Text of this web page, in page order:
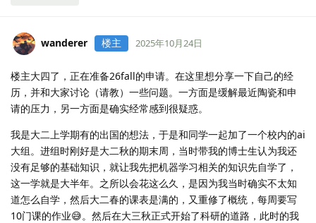
wanderer 楼主 2025年10月24日
楼主大四了，正在准备26fall的申请。在这里想分享一下自己的经
历，并和大家讨论（请教）一些问题。一方面是缓解最近陶瓷和申
请的压力，另一方面是确实经常感到很疑惑。
我是大二上学期有的出国的想法，于是和同学一起加了一个校内的ai
大组。进组时刚好是大二秋的期末周，当时带我的博士生认为我还
没有足够的基础知识，就让我先把机器学习相关的知识先自学了，
这一学就是大半年。之所以会花这么久，是因为我当时确实不太知
道怎么自学，然后大二春的课表是满的，又重修了概统，每周要写
10门课的作业😅。然后在大三秋正式开始了科研的道路，此时的我